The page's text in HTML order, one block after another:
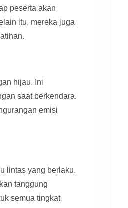
peserta akan
itu, mereka juga
hijau. Ini
saat berkendara.
emisi
lintas yang berlaku.
tanggung
semua tingkat